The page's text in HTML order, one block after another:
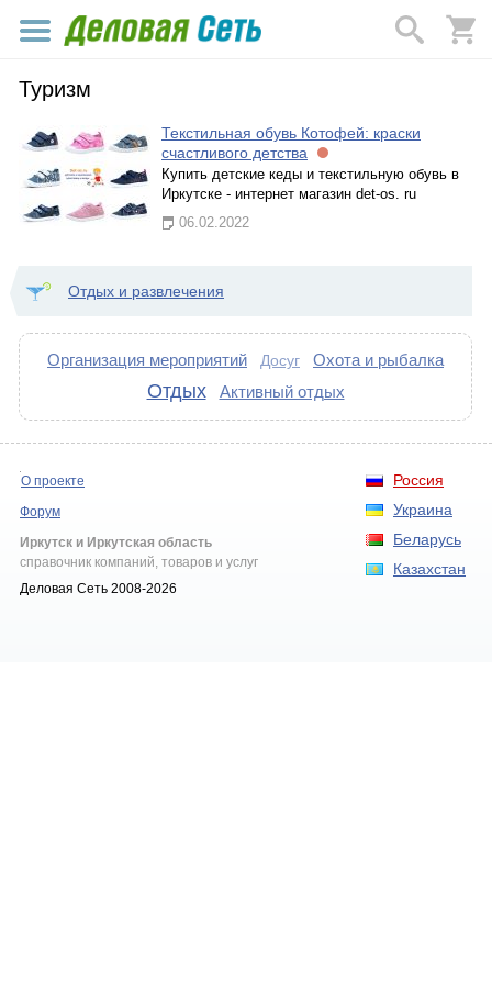
Туризм
Текстильная обувь Котофей: краски
счастливого детства
Купить детские кеды и текстильную обувь в
Иркутске - интернет магазин det-os. ru
06.02.2022
Отдых и развлечения
Организация мероприятий Досуг Охота и рыбалка
Отдых Активный отдых
Россия
Украина
Беларусь
Казахстан
О проекте
Форум
Иркутск и Иркутская область
справочник компаний, товаров и услуг
Деловая Сеть 2008-2026